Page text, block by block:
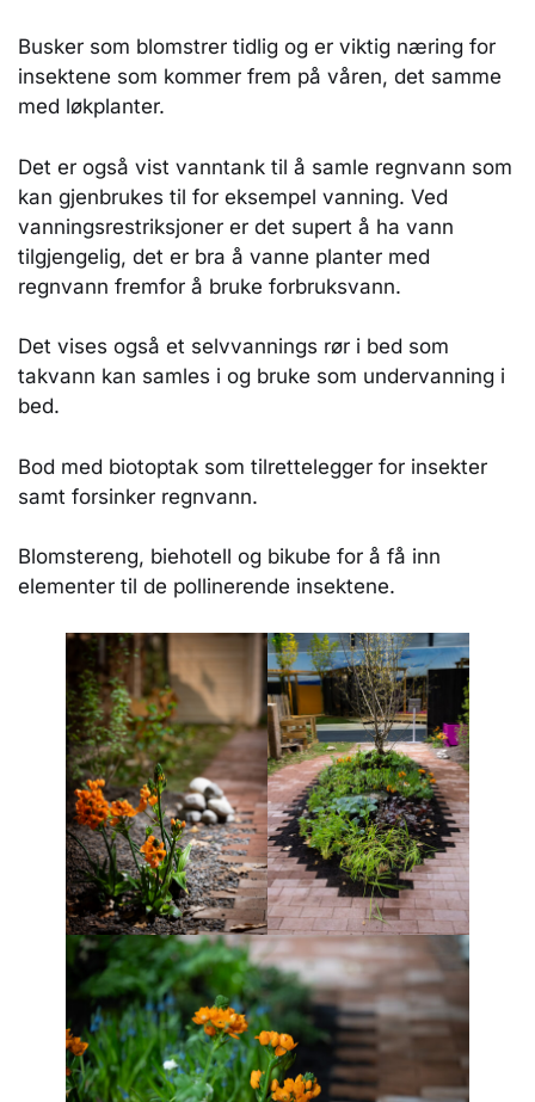
Busker som blomstrer tidlig og er viktig næring for
insektene som kommer frem på våren, det samme
med løkplanter.
Det er også vist vanntank til å samle regnvann som
kan gjenbrukes til for eksempel vanning. Ved
vanningsrestriksjoner er det supert å ha vann
tilgjengelig, det er bra å vanne planter med
regnvann fremfor å bruke forbruksvann.
Det vises også et selvvannings rør i bed som
takvann kan samles i og bruke som undervanning i
bed.
Bod med biotoptak som tilrettelegger for insekter
samt forsinker regnvann.
Blomstereng, biehotell og bikube for å få inn
elementer til de pollinerende insektene.